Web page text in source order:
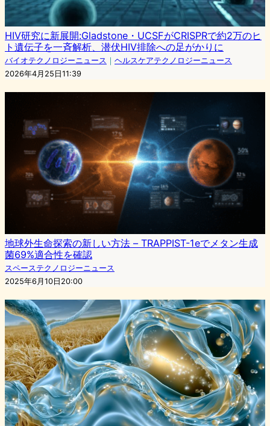
HIV研究に新展開:Gladstone・UCSFがCRISPRで約2万のヒ
ト遺伝子を一斉解析、潜伏HIV排除への足がかりに
バイオテクノロジーニュース ｜ ヘルスケアテクノロジーニュース
2026年4月25日11:39
地球外生命探索の新しい方法 – TRAPPIST-1eでメタン生成
菌69%適合性を確認
スペーステクノロジーニュース
2025年6月10日20:00